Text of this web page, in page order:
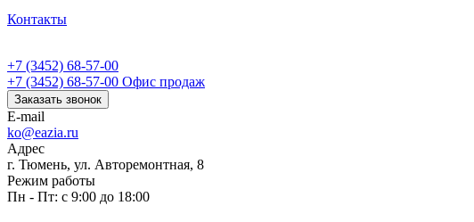
Контакты
+7 (3452) 68-57-00
+7 (3452) 68-57-00 Офис продаж
Заказать звонок
E-mail
ko@eazia.ru
Адрес
г. Тюмень, ул. Авторемонтная, 8
Режим работы
Пн - Пт: с 9:00 до 18:00